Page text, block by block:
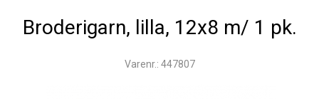
Broderigarn, lilla, 12x8 m/ 1 pk.
Varenr.: 447807